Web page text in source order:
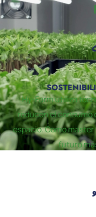
Hy-Farm utiliza
reducen el consumo
espacio. Como
futuro